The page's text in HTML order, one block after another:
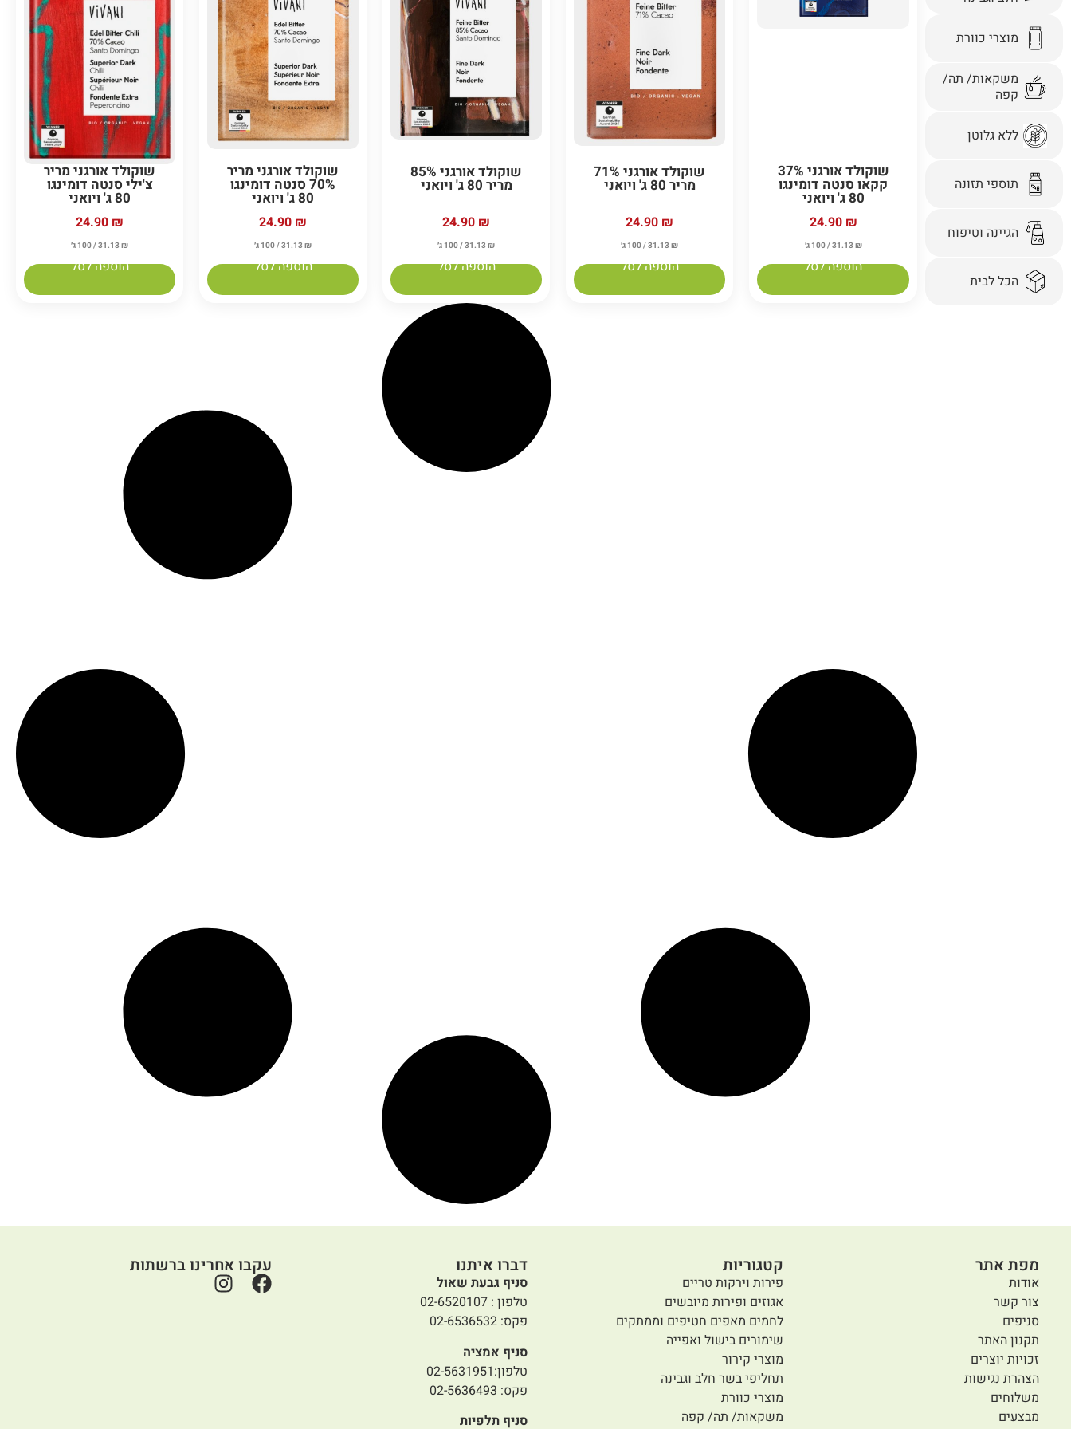
מוצרי כוורת
משקאות/ תה/
קפה
ללא גלוטן
תוספי תזונה
הגיינה וטיפוח
הכל לבית
שוקולד אורגני 37%
קקאו סנטה דומינגו
80 ג' ויואני
24.90 ₪
31.13 ₪ / 100 ג׳
הוספה לסל
שוקולד אורגני 71%
מריר 80 ג' ויואני
24.90 ₪
31.13₪ / 100 ג׳
הוספה לסל
שוקולד אורגני 85%
מריר 80 ג' ויואני
24.90 ₪
31.13₪ / 100 ג׳
הוספה לסל
שוקולד אורגני מריר
70% סנטה דומינגו
80 ג' ויואני
24.90 ₪
31.13₪ / 100 ג׳
הוספה לסל
שוקולד אורגני מריר
צ'ילי סנטה דומינגו
80 ג' ויואני
24.90 ₪
31.13₪ / 100 ג׳
הוספה לסל
מפת אתר
אודות
צור קשר
סניפים
תקנון האתר
זכויות יוצרים
הצהרת נגישות
משלוחים
מבצעים
קטגוריות
פירות וירקות טריים
אגוזים ופירות מיובשים
לחמים מאפים חטיפים וממתקים
שימורים בישול ואפייה
מוצרי קירור
תחליפי בשר חלב וגבינה
מוצרי כוורת
משקאות/ תה/ קפה
דברו איתנו
סניף גבעת שאול
טלפון : 02-6520107
פקס: 02-6536532
סניף אמציה
טלפון:02-5631951
פקס: 02-5636493
סניף תלפיות
עקבו אחרינו ברשתות